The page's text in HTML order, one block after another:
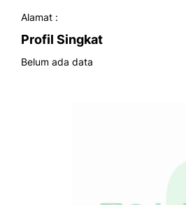
Alamat :
Profil Singkat
Belum ada data